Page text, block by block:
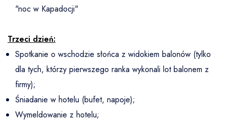
"noc w Kapadocji"
Trzeci dzień:
Spotkanie o wschodzie słońca z widokiem balonów (tylko
dla tych, którzy pierwszego ranka wykonali lot balonem z
firmy);
Śniadanie w hotelu (bufet, napoje);
Wymeldowanie z hotelu;